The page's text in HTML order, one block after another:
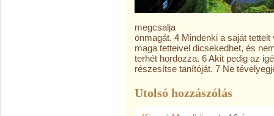
megcsalja
önmagát. 4 Mindenki a saját
maga tetteivel dicsekedhet, és
terhét hordozza. 6 Akit pedig az
részesítse tanítóját. 7 Ne
Utolsó hozzászólás